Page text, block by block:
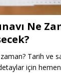
Ne
Tarih ve
için